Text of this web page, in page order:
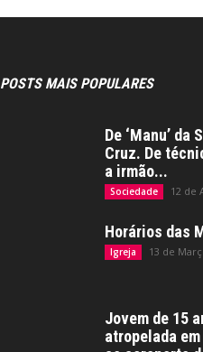
POSTS MAIS POPULARES
De ‘Manu’ da
Cruz. De
a irmão...
Sociedade 12 de
Horários das
Igreja 13 de
Jovem de 15
atropelada